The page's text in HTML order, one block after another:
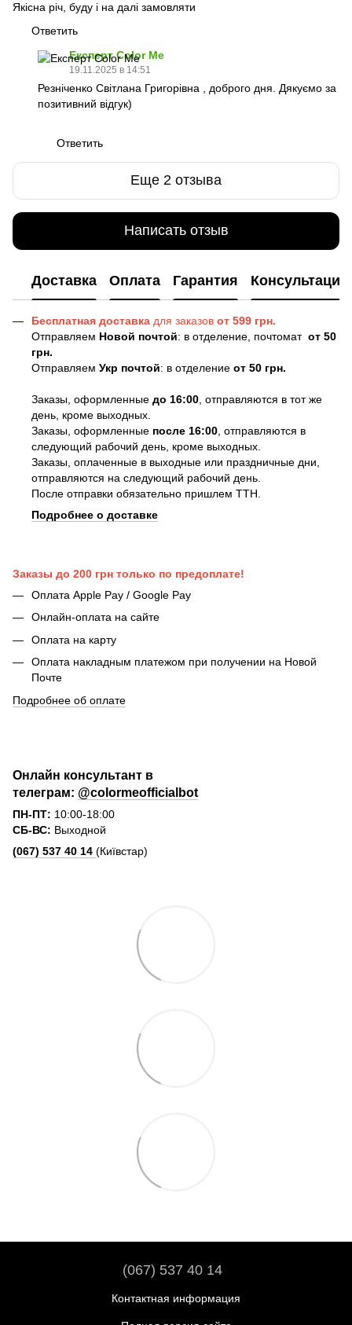
Якісна річ, буду і на далі замовляти
Ответить
Експерт Color Me
19.11.2025 в 14:51
Резніченко Світлана Григорівна , доброго дня. Дякуємо за
позитивний відгук)
Ответить
Еще 2 отзыва
Написать отзыв
Доставка Оплата Гарантия Консультация
Бесплатная доставка для заказов от 599 грн.
Отправляем Новой почтой: в отделение, почтомат от 50
грн.
Отправляем Укр почтой: в отделение от 50 грн.
Заказы, оформленные до 16:00 , отправляются в тот же
день, кроме выходных.
Заказы, оформленные после 16:00 , отправляются в
следующий рабочий день, кроме выходных.
Заказы, оплаченные в выходные или праздничные дни,
отправляются на следующий рабочий день.
После отправки обязательно пришлем ТТН.
Подробнее о доставке
Заказы до 200 грн только по предоплате!
Оплата Apple Pay / Google Pay
Онлайн-оплата на сайте
Оплата на карту
Оплата накладным платежом при получении на Новой
Почте
Подробнее об оплате
Онлайн консультант в
телеграм: @colormeofficialbot
ПН-ПТ: 10:00-18:00
СБ-ВС: Выходной
(067) 537 40 14 (Київстар)
(067) 537 40 14
Контактная информация